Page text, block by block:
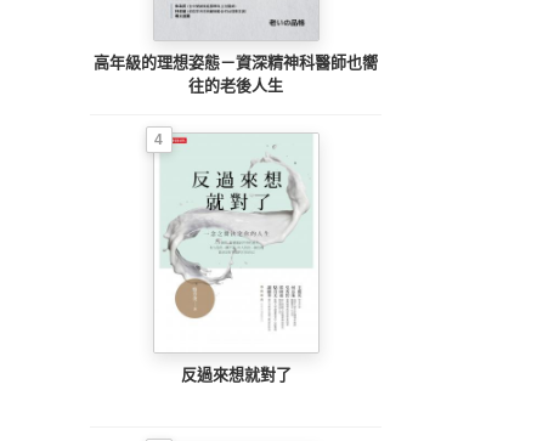
高年級的理想姿態－資深精神科醫師也嚮
往的老後人生
4
反過來想就對了